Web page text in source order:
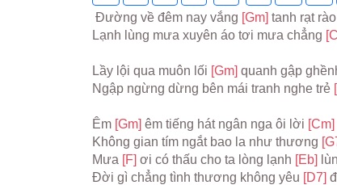
Đường về đêm nay vắng [Gm] tanh rạt
Lạnh lùng mưa xuyên áo tơi mưa chẳng
Lầy lội qua muôn lối [Gm] quanh gập
Ngập ngừng dừng bên mái tranh nghe trẻ
Êm [Gm] êm tiếng hát ngân nga ôi lời [Cm]
Không gian tím ngắt bao la như thương
Mưa [F] ơi có thấu cho ta lòng lạnh [Eb]
Đời gì chẳng tình thương không yêu [D7]